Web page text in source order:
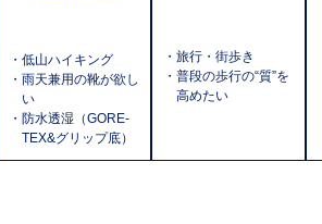
・低山ハイキング
・雨天兼用の靴が欲し
い
・防水透湿（GORE-
TEX&グリップ底）
・旅行・街歩き
・普段の歩行の“質”を
高めたい